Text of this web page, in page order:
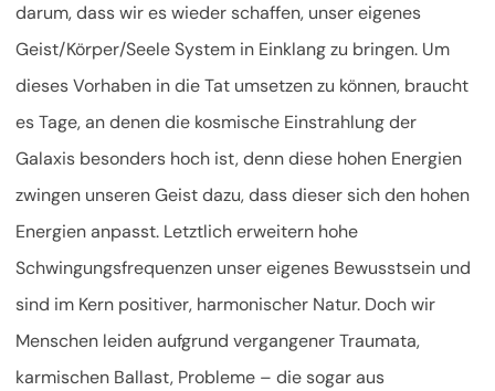
darum, dass wir es wieder schaffen, unser eigenes
Geist/Körper/Seele System in Einklang zu bringen. Um
dieses Vorhaben in die Tat umsetzen zu können, braucht
es Tage, an denen die kosmische Einstrahlung der
Galaxis besonders hoch ist, denn diese hohen Energien
zwingen unseren Geist dazu, dass dieser sich den hohen
Energien anpasst. Letztlich erweitern hohe
Schwingungsfrequenzen unser eigenes Bewusstsein und
sind im Kern positiver, harmonischer Natur. Doch wir
Menschen leiden aufgrund vergangener Traumata,
karmischen Ballast, Probleme – die sogar aus